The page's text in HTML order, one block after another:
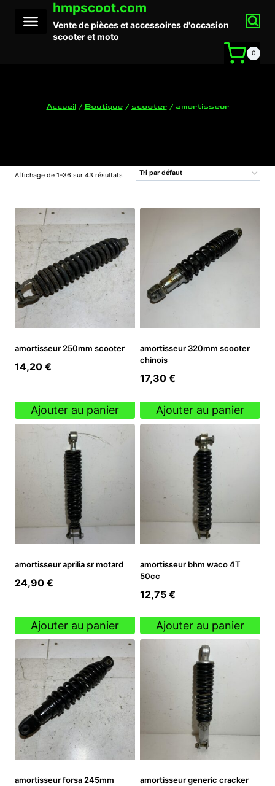
contenu
hmpscoot.com
Vente de pièces et accessoires d'occasion
scooter et moto
0
Accueil / Boutique / scooter / amortisseur
Affichage de 1–36 sur 43 résultats
amortisseur 250mm scooter
14,20 €
Ajouter au panier
amortisseur 320mm scooter
chinois
17,30 €
Ajouter au panier
amortisseur aprilia sr motard
24,90 €
Ajouter au panier
amortisseur bhm waco 4T
50cc
12,75 €
Ajouter au panier
amortisseur forsa 245mm
amortisseur generic cracker